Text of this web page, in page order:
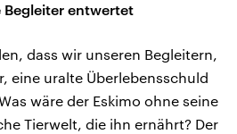
Begleiter entwertet
dass wir unseren Begleitern,
eine uralte Überlebensschuld
wäre der Eskimo ohne seine
Tierwelt, die ihn ernährt? Der